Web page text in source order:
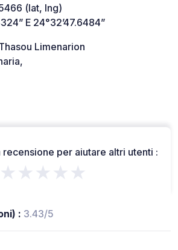
(lat, lng)
E 24°32’47.6484”
Limenarion
per aiutare altri utenti :
★★★★★
: 3.43/5